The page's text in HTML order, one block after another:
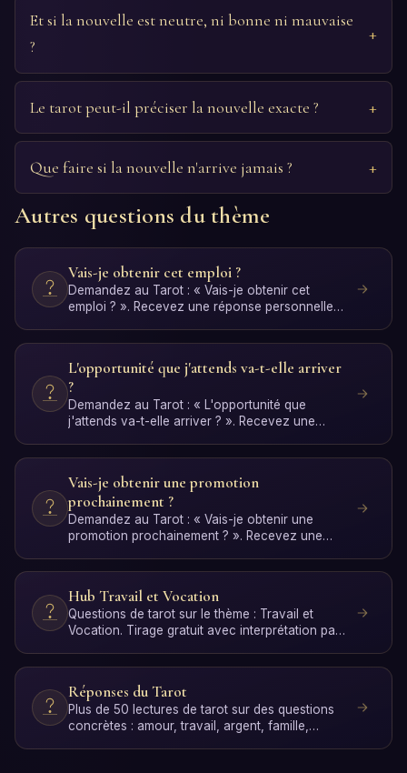
Et si la nouvelle est neutre, ni bonne ni mauvaise
?
Le tarot peut-il préciser la nouvelle exacte ?
Que faire si la nouvelle n'arrive jamais ?
Autres questions du thème
Vais-je obtenir cet emploi ?
Demandez au Tarot : « Vais-je obtenir cet
emploi ? ». Recevez une réponse personnelle
L'opportunité que j'attends va-t-elle arriver
?
Demandez au Tarot : « L'opportunité que
j'attends va-t-elle arriver ? ». Recevez une
Vais-je obtenir une promotion
prochainement ?
Demandez au Tarot : « Vais-je obtenir une
promotion prochainement ? ». Recevez une
Hub Travail et Vocation
Questions de tarot sur le thème : Travail et
Vocation. Tirage gratuit avec interprétation par
Réponses du Tarot
Plus de 50 lectures de tarot sur des questions
concrètes : amour, travail, argent, famille,